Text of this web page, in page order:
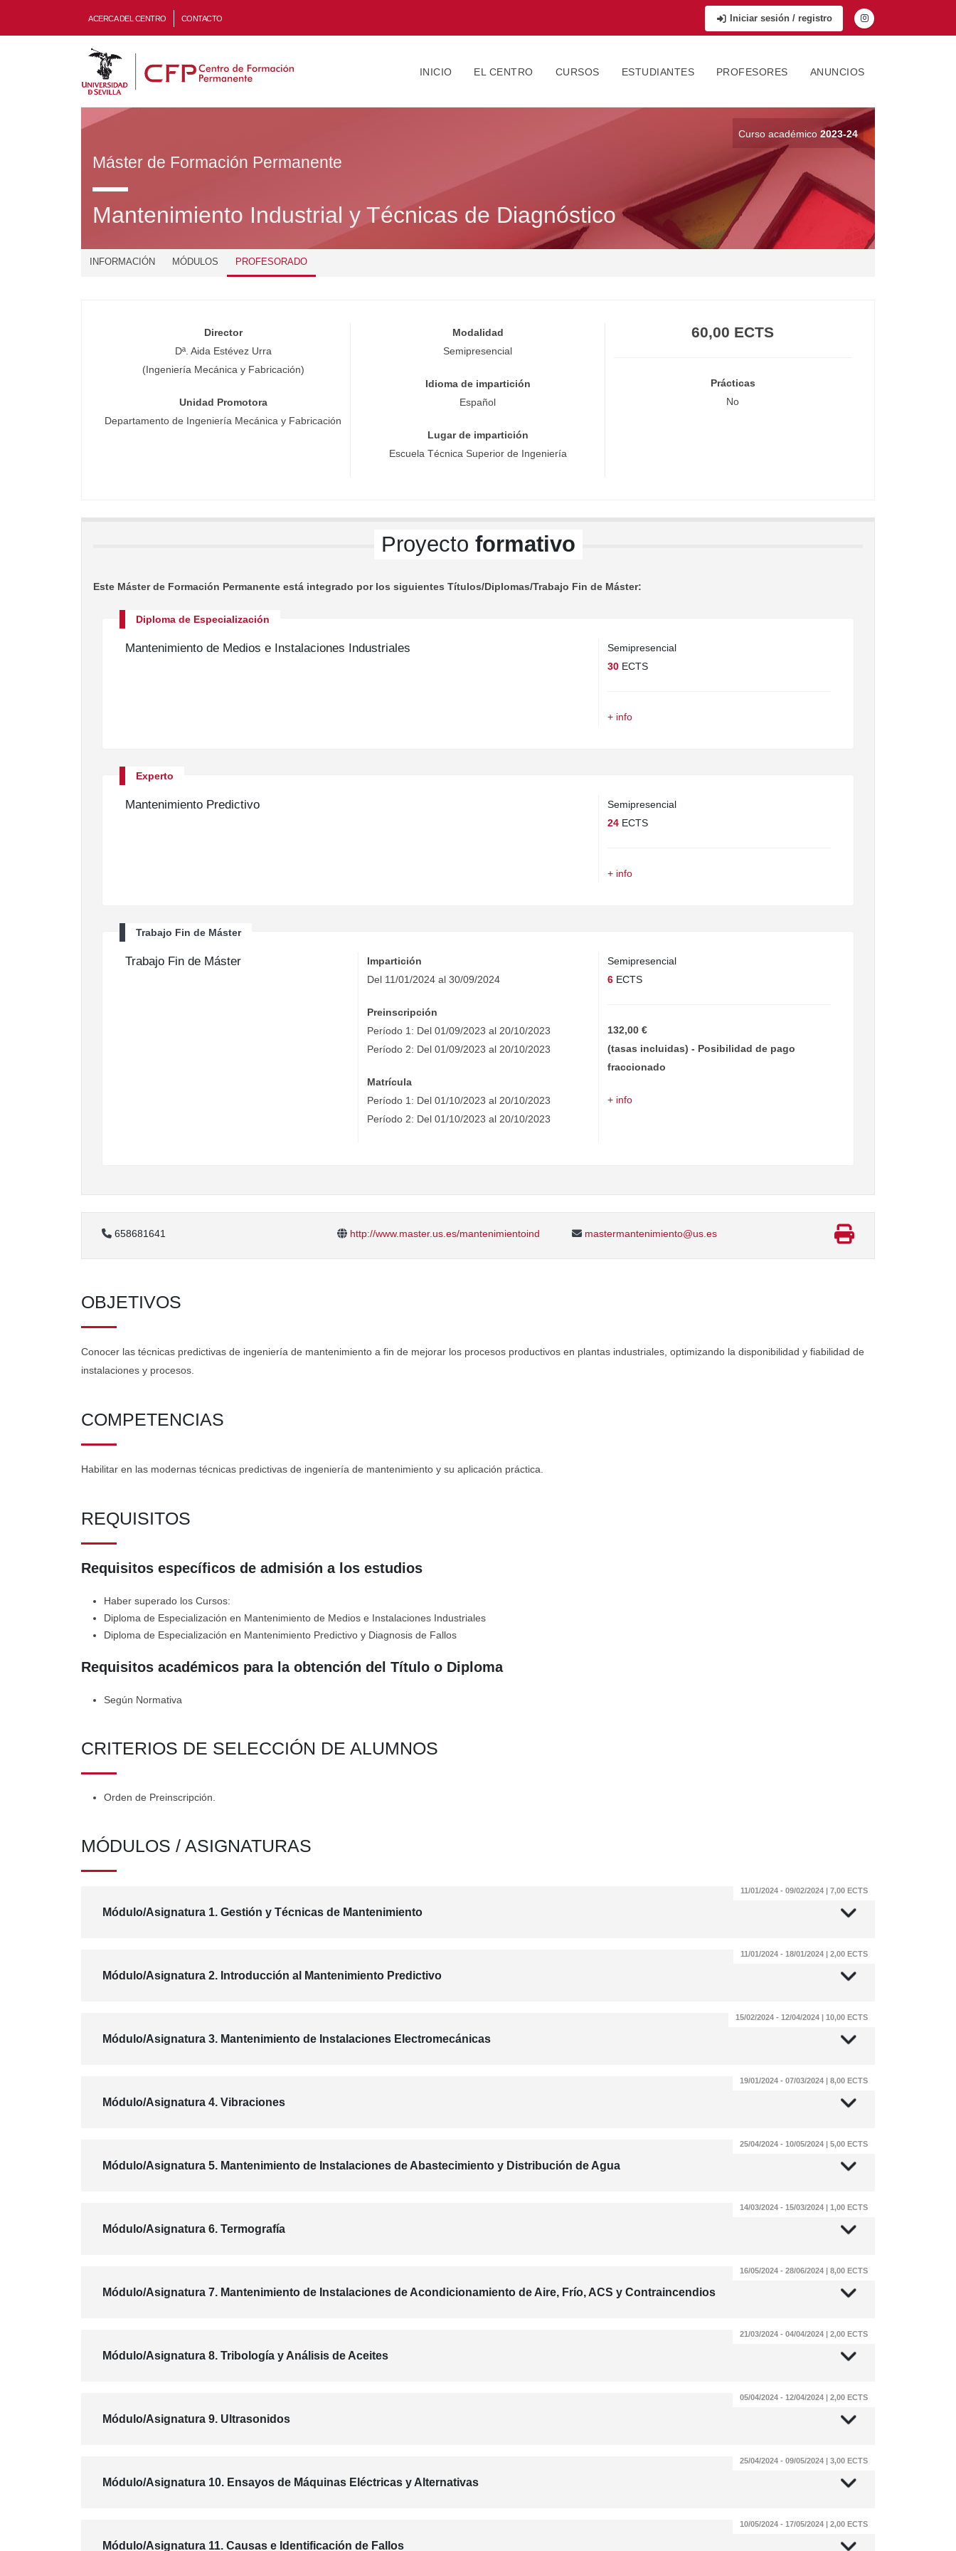
ACERCA DEL CENTRO CONTACTO Iniciar sesión / registro
INICIO EL CENTRO CURSOS ESTUDIANTES PROFESORES ANUNCIOS
Curso académico 2023-24
Máster de Formación Permanente
Mantenimiento Industrial y Técnicas de Diagnóstico
INFORMACIÓN MÓDULOS PROFESORADO
Director
Dª. Aida Estévez Urra
(Ingeniería Mecánica y Fabricación)
Unidad Promotora
Departamento de Ingeniería Mecánica y Fabricación
Modalidad
Semipresencial
Idioma de impartición
Español
Lugar de impartición
Escuela Técnica Superior de Ingeniería
60,00 ECTS
Prácticas
No
Proyecto formativo
Este Máster de Formación Permanente está integrado por los siguientes Títulos/Diplomas/Trabajo Fin de Máster:
Diploma de Especialización
Mantenimiento de Medios e Instalaciones Industriales
Semipresencial
30 ECTS
+ info
Experto
Mantenimiento Predictivo
Semipresencial
24 ECTS
+ info
Trabajo Fin de Máster
Trabajo Fin de Máster
Impartición
Del 11/01/2024 al 30/09/2024
Preinscripción
Período 1: Del 01/09/2023 al 20/10/2023
Período 2: Del 01/09/2023 al 20/10/2023
Matrícula
Período 1: Del 01/10/2023 al 20/10/2023
Período 2: Del 01/10/2023 al 20/10/2023
Semipresencial
6 ECTS
132,00 €
(tasas incluidas) - Posibilidad de pago
fraccionado
+ info
658681641 http://www.master.us.es/mantenimientoind mastermantenimiento@us.es
OBJETIVOS
Conocer las técnicas predictivas de ingeniería de mantenimiento a fin de mejorar los procesos productivos en plantas industriales, optimizando la disponibilidad y fiabilidad de
instalaciones y procesos.
COMPETENCIAS
Habilitar en las modernas técnicas predictivas de ingeniería de mantenimiento y su aplicación práctica.
REQUISITOS
Requisitos específicos de admisión a los estudios
Haber superado los Cursos:
Diploma de Especialización en Mantenimiento de Medios e Instalaciones Industriales
Diploma de Especialización en Mantenimiento Predictivo y Diagnosis de Fallos
Requisitos académicos para la obtención del Título o Diploma
Según Normativa
CRITERIOS DE SELECCIÓN DE ALUMNOS
Orden de Preinscripción.
MÓDULOS / ASIGNATURAS
Módulo/Asignatura 1. Gestión y Técnicas de Mantenimiento
11/01/2024 - 09/02/2024 | 7,00 ECTS
Módulo/Asignatura 2. Introducción al Mantenimiento Predictivo
11/01/2024 - 18/01/2024 | 2,00 ECTS
Módulo/Asignatura 3. Mantenimiento de Instalaciones Electromecánicas
15/02/2024 - 12/04/2024 | 10,00 ECTS
Módulo/Asignatura 4. Vibraciones
19/01/2024 - 07/03/2024 | 8,00 ECTS
Módulo/Asignatura 5. Mantenimiento de Instalaciones de Abastecimiento y Distribución de Agua
25/04/2024 - 10/05/2024 | 5,00 ECTS
Módulo/Asignatura 6. Termografía
14/03/2024 - 15/03/2024 | 1,00 ECTS
Módulo/Asignatura 7. Mantenimiento de Instalaciones de Acondicionamiento de Aire, Frío, ACS y Contraincendios
16/05/2024 - 28/06/2024 | 8,00 ECTS
Módulo/Asignatura 8. Tribología y Análisis de Aceites
21/03/2024 - 04/04/2024 | 2,00 ECTS
Módulo/Asignatura 9. Ultrasonidos
05/04/2024 - 12/04/2024 | 2,00 ECTS
Módulo/Asignatura 10. Ensayos de Máquinas Eléctricas y Alternativas
25/04/2024 - 09/05/2024 | 3,00 ECTS
Módulo/Asignatura 11. Causas e Identificación de Fallos
10/05/2024 - 17/05/2024 | 2,00 ECTS